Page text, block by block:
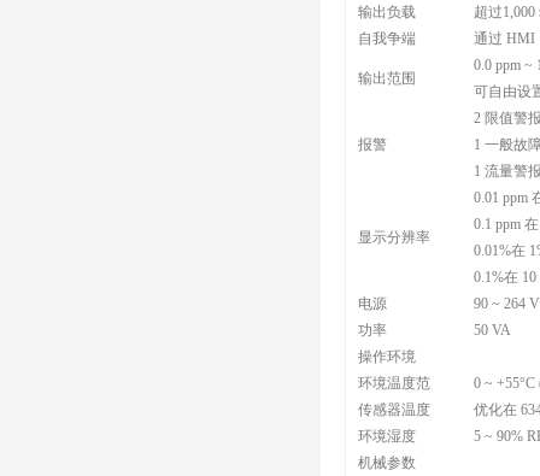
输出负载
超过
自我争端
通过 HMI
输出范围
0.0 ppm ~
可自由设
报警
2 限值警
1 一般故
1 流量警
显示分辨率
0.01 ppm
0.1 ppm
0.01%在
0.1%在
电源
90 ~ 264
功率
50 VA
操作环境
环境温度范
0 ~ +55°C
传感器温度
优化在
环境湿度
5 ~ 90%
机械参数